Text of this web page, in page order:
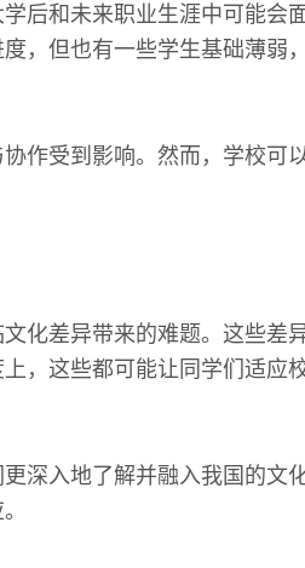
后和未来职业生涯中可能会
，但也有一些学生基础薄弱
作受到影响。然而，学校可
化差异带来的难题。这些差
，这些都可能让同学们适应
深入地了解并融入我国的文